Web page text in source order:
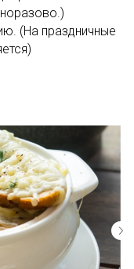
(На праздничные